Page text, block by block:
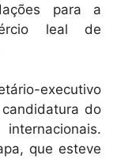
para a
leal de
executivo
do
que esteve